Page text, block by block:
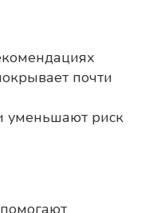
почти
уменьшают риск